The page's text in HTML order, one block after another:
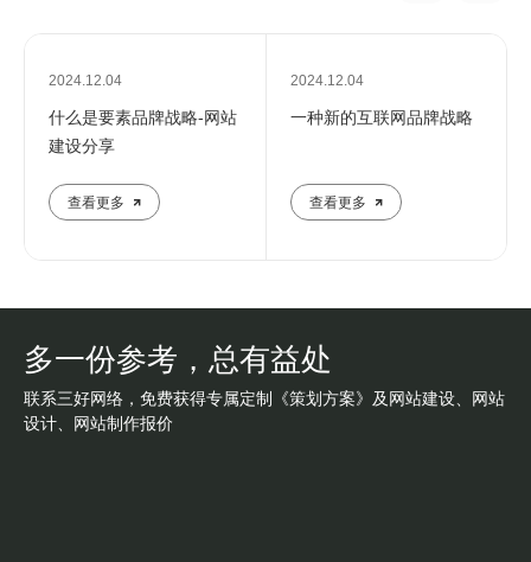
2024.12.04
什么是要素品牌战略-网站
建设分享
查看更多
2024.12.04
一种新的互联网品牌战略
查看更多
多一份参考，总有益处
联系三好网络，免费获得专属定制《策划方案》及网站建设、网站
设计、网站制作报价